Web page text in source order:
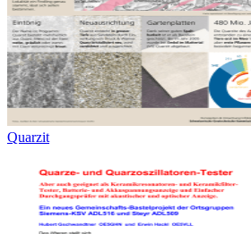
Quarzit